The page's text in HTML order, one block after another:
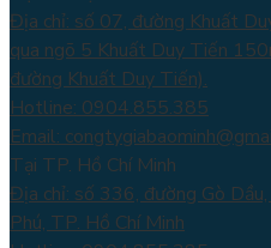
Địa chỉ: số 07, đường Khuất
qua ngõ 5 Khuất Duy Tiến
đường Khuất Duy Tiến).
Hotline: 0904.855.385
Email:
Tại TP. Hồ Chí Minh
Địa chỉ: số 336, đường Gò
Phú, TP. Hồ Chí Minh